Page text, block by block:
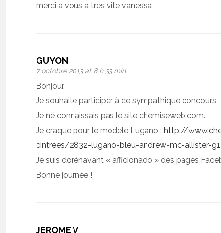
merci a vous a tres vite vanessa
GUYON
7 octobre 2013 at 8 h 33 min
Bonjour,
Je souhaite participer à ce sympathique concours,
Je ne connaissais pas le site chemiseweb.com.
Je craque pour le modele Lugano :http://
cintrees/2832-lugano-bleu-andrew-mc-allister-
Je suis dorénavant « afficionado » des pages
Bonne journée !
JEROME V